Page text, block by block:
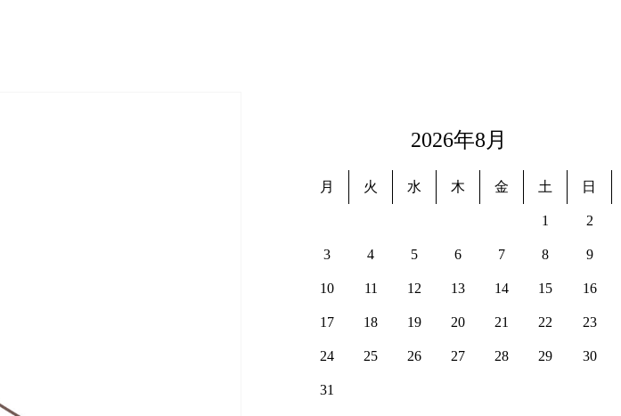
2026年8月
月 火 水 木 金 土 日
1 2
3 4 5 6 7 8 9
10 11 12 13 14 15 16
17 18 19 20 21 22 23
24 25 26 27 28 29 30
31